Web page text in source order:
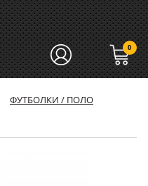
0
ФУТБОЛКИ / ПОЛО